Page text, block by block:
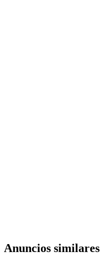
Anuncios similares